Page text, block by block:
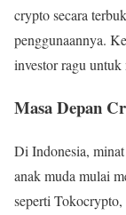
crypto secara
penggunaannya.
investor ragu
Masa Depan
Di Indonesia,
anak muda mulai
seperti